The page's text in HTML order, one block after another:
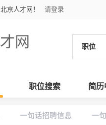
京人才网！ 请登录
网 职位
职位搜索 简历
一句话招聘信息 一